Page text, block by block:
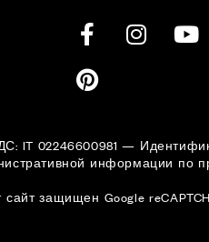
IT 02246600981 —
информации по
сайт защищен Google